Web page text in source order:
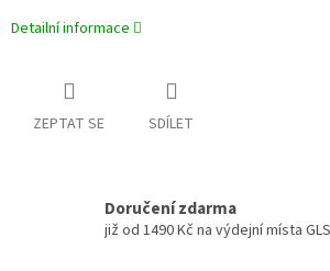
Detailní informace
ZEPTAT SE SDÍLET
Doručení zdarma
již od 1490 Kč na výdejní místa